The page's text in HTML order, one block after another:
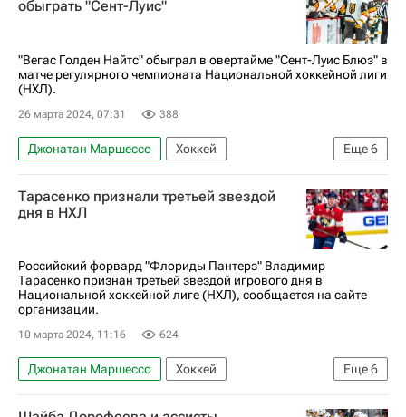
Вопрос участия игроков из Национальной хоккейной лиги (НХЛ) в зимних Олимпийских играх 2018 года в Пхенчхане. Мнения, комментарии
обыграть "Сент-Луис"
"Вегас Голден Найтс" обыграл в овертайме "Сент-Луис Блюз" в
матче регулярного чемпионата Национальной хоккейной лиги
(НХЛ).
26 марта 2024, 07:31 388
Еще6
Джонатан Маршессо
Хоккей
Национальная хоккейная лига (НХЛ)
Брэндон Саад
Лос-Анджелес Кингз
Павел Дорофеев (хоккей)
Тарасенко признали третьей звездой
дня в НХЛ
Российский форвард "Флориды Пантерз" Владимир
Тарасенко признан третьей звездой игрового дня в
Национальной хоккейной лиге (НХЛ), сообщается на сайте
организации.
10 марта 2024, 11:16 624
Еще6
Джонатан Маршессо
Хоккей
Владимир Тарасенко
Даррен Рэддиш